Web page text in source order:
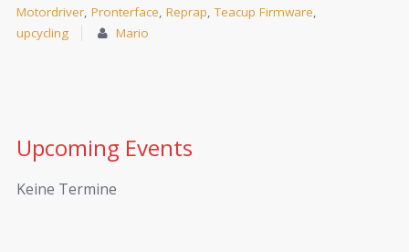
Motordriver, Pronterface, Reprap,Teacup Firmware,
upcycling
Mario
Upcoming Events
Keine Termine